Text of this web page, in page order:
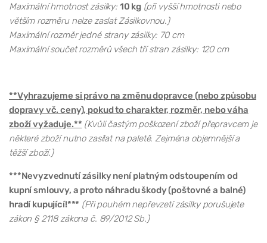
Maximální hmotnost zásilky: 10 kg (při vyšší hmotnosti nebo
větším rozměru nelze zaslat Zásilkovnou.)
Maximální rozměr jedné strany zásilky: 70 cm
Maximální součet rozměrů všech tří stran zásilky: 120 cm
**Vyhrazujeme si právo na změnu dopravce (nebo způsobu
dopravy vč. ceny), pokud to charakter, rozměr, nebo váha
zboží vyžaduje.** (Kvůli častým poškození zboží přepravcem je
některé zboží nutno zasílat na paletě. Zejména objemnější a
těžší zboží.)
***Nevyzvednutí zásilky není platným odstoupením od
kupní smlouvy, a proto náhradu škody (poštovné a balné)
hradí kupující!*** (Při pouhém nepřevzetí zásilky porušujete
zákon § 2118 zákona č. 89/2012 Sb.)